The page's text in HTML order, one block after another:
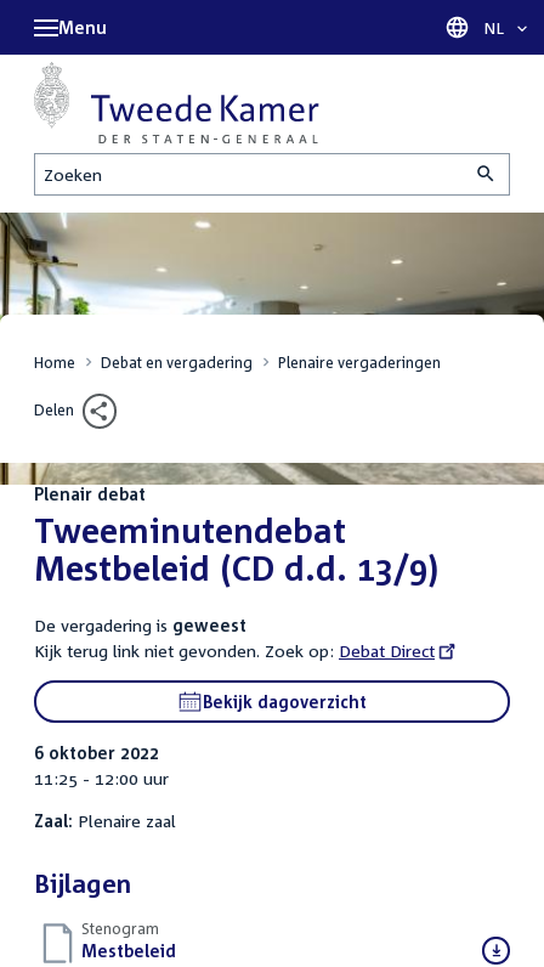
Zoeken
Menu Taal
NL
Home Debat en vergadering Plenaire vergaderingen
Delen
Plenair debat
:Tweeminutendebat
Mestbeleid (CD d.d. 13/9)
De vergadering is geweest
Kijk terug link niet gevonden. Zoek op: External
link:
Debat Direct
Bekijk dagoverzicht
6 oktober 2022
11:25 - 12:00 uur
Zaal: Plenaire zaal
Bijlagen
Stenogram
Download
Mestbeleid